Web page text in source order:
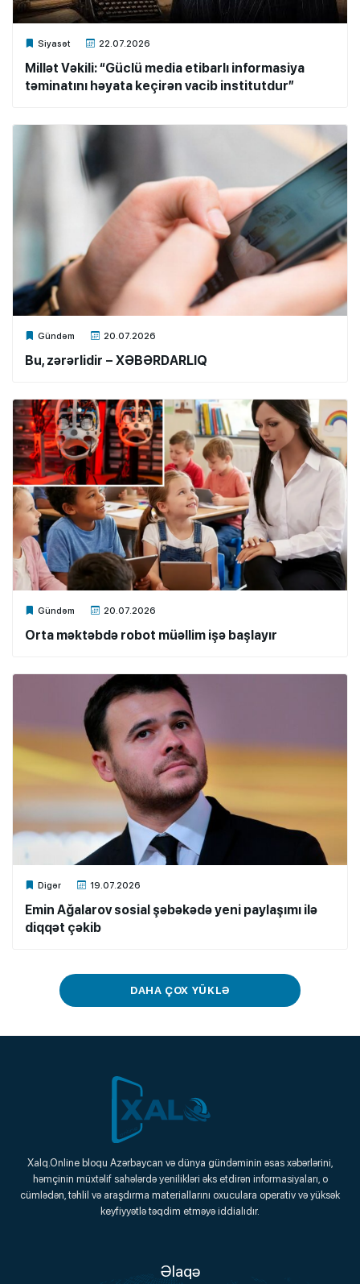
Siyasət 22.07.2026
Xalq.Online
Millət Vəkili: “Güclü media etibarlı informasiya
təminatını həyata keçirən vacib institutdur”
Gündəm 20.07.2026
Xalq.Online
Bu, zərərlidir – XƏBƏRDARLIQ
Gündəm 20.07.2026
Xalq.Online
Orta məktəbdə robot müəllim işə başlayır
Digər 19.07.2026
Xalq.Online
Emin Ağalarov sosial şəbəkədə yeni paylaşımı ilə
diqqət çəkib
DAHA ÇOX YÜKLƏ
Xalq.Online
Onlayn Platforma
Xalq.Online bloqu Azərbaycan və dünya gündəminin əsas xəbərlərini,
həmçinin müxtəlif sahələrdə yenilikləri əks etdirən informasiyaları, o
cümlədən, təhlil və araşdırma materiallarını oxuculara operativ və yüksək
keyfiyyətlə təqdim etməyə iddialıdır.
Əlaqə